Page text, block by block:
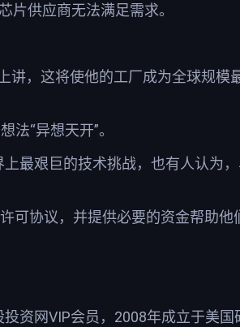
片供应商无法满足需求。
，这将使他的工厂成为全球规模
“异想天开”。
最艰巨的技术挑战，也有人认为
协议，并提供必要的资金帮助他
资网VIP会员，2008年成立于美国